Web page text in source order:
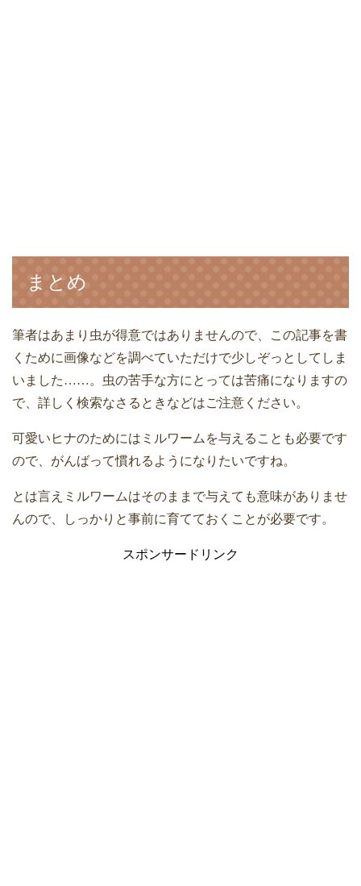
まとめ
筆者はあまり虫が得意ではありませんので、この記事を書
くために画像などを調べていただけで少しぞっとしてしま
いました……。虫の苦手な方にとっては苦痛になりますの
で、詳しく検索なさるときなどはご注意ください。
可愛いヒナのためにはミルワームを与えることも必要です
ので、がんばって慣れるようになりたいですね。
とは言えミルワームはそのままで与えても意味がありませ
んので、しっかりと事前に育てておくことが必要です。
スポンサードリンク